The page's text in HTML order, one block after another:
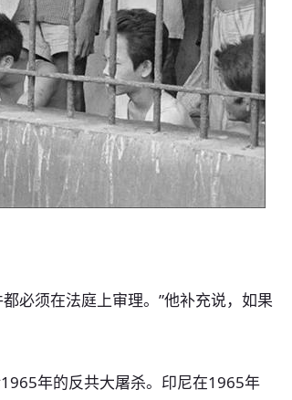
必须在法庭上审理。”他补充说，如果
年的反共大屠杀。印尼在1965年